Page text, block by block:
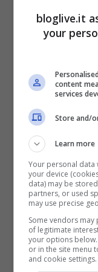
Mario Monti, “
personali e
pretende di
sono fumo,
bloglive.it
your
content
services
Store and/
Learn more
Your personal
your device
data) may be
partners, or used
may use precise
Some vendors
of legitimate
your options
or in the site menu
and cookie settings.